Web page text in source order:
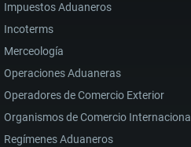
Impuestos Aduaneros
Incoterms
Merceología
Operaciones Aduaneras
Operadores de Comercio Exterior
Organismos de Comercio Internacional
Regímenes Aduaneros